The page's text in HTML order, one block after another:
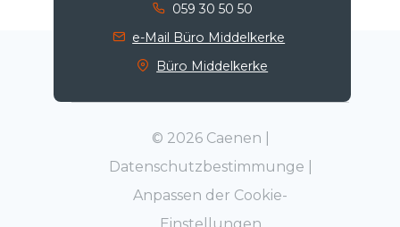
059 30 50 50
e-Mail Büro Middelkerke
Büro Middelkerke
© 2026 Caenen |
Datenschutzbestimmunge
Anpassen der Cookie-